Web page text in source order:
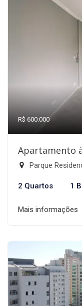
R$ 600.000
Apartamento
Parque
2 Quartos 1
Mais informações